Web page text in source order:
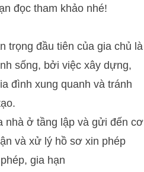
đọc tham khảo nhé!
trọng đầu tiên của gia chủ là
sống, bởi việc xây dựng,
đình xung quanh và tránh
nhà ở tầng lập và gửi đến cơ
và xử lý hồ sơ xin phép
gia hạn